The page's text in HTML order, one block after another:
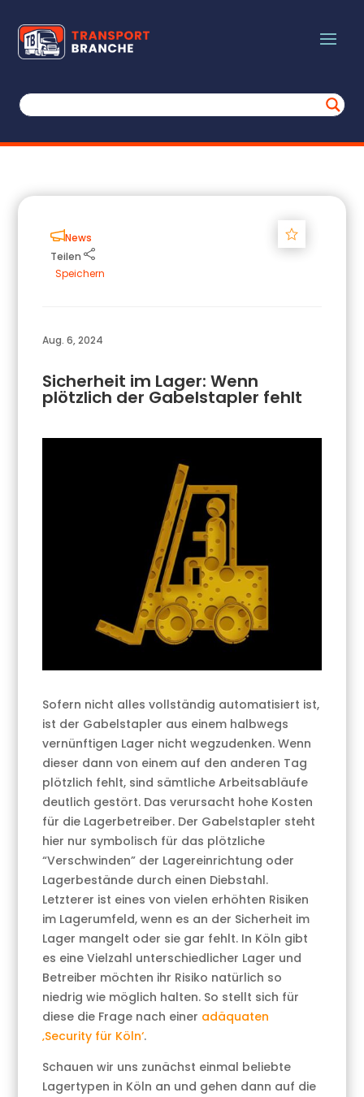
News
Teilen
Speichern
Track
Aug. 6, 2024
Sicherheit im Lager: Wenn
plötzlich der Gabelstapler fehlt
Sofern nicht alles vollständig automatisiert ist,
ist der Gabelstapler aus einem halbwegs
vernünftigen Lager nicht wegzudenken. Wenn
dieser dann von einem auf den anderen Tag
plötzlich fehlt, sind sämtliche Arbeitsabläufe
deutlich gestört. Das verursacht hohe Kosten
für die Lagerbetreiber. Der Gabelstapler steht
hier nur symbolisch für das plötzliche
“Verschwinden” der Lagereinrichtung oder
Lagerbestände durch einen Diebstahl.
Letzterer ist eines von vielen erhöhten Risiken
im Lagerumfeld, wenn es an der Sicherheit im
Lager mangelt oder sie gar fehlt. In Köln gibt
es eine Vielzahl unterschiedlicher Lager und
Betreiber möchten ihr Risiko natürlich so
niedrig wie möglich halten. So stellt sich für
diese die Frage nach einer adäquaten
‚Security für Köln‘.
Schauen wir uns zunächst einmal beliebte
Lagertypen in Köln an und gehen dann auf die